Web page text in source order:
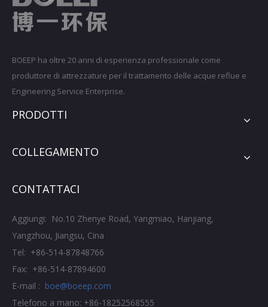
BOEEP ha oltre 20 anni di esperienza professionale come
produttore di attrezzature per il trattamento delle acque reflue e
Engineering Service Enterprise.
PRODOTTI
COLLEGAMENTO
CONTATTACI
Aggiungi: No.10 Zhenye Road, Yangmiao, Hanjiang,
Yangzhou, Jiangsu, Cina
Tel: +86-514-87848766
Fax: +86-514-87894600
E-mail : boe@boeep.com
Telefono a mano: +86-18252568555